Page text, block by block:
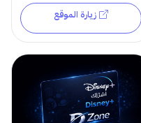
زيارة الموقع